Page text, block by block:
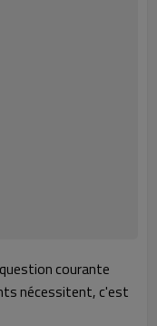
courante
nécessitent, c'est